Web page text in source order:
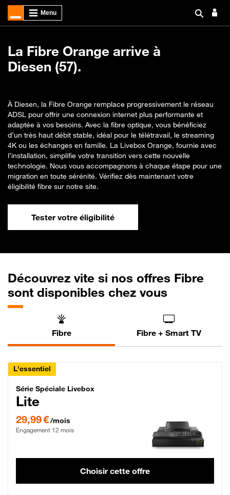
La Fibre Orange arrive à
Diesen (57).
À Diesen, la Fibre Orange remplace progressivement le réseau
ADSL pour offrir une connexion internet plus performante et
adaptée à vos besoins. Avec la fibre optique, vous bénéficiez
d’un très haut débit stable, idéal pour le télétravail, le streaming
4K ou les échanges en famille. La Livebox Orange, fournie avec
l’installation, simplifie votre transition vers cette nouvelle
technologie. Nous vous accompagnons à chaque étape pour une
migration en toute sérénité. Vérifiez dès maintenant votre
éligibilité fibre sur notre site.
Tester votre éligibilité
Découvrez vite si nos offres Fibre
sont disponibles chez vous
Fibre Fibre + Smart TV
L'essentiel
Série Spéciale Livebox Lite Fibre
Série Spéciale Livebox
Lite
29,99 €/mois
Engagement 12 mois
Choisir cette offre